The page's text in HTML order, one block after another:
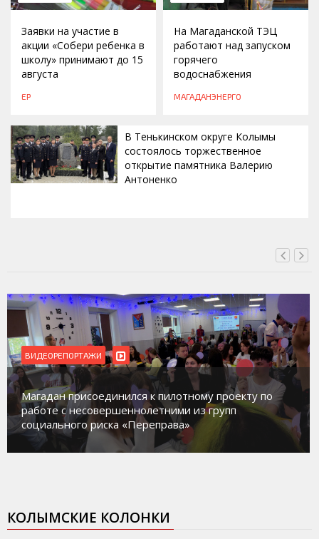
Заявки на участие в
акции «Собери ребенка в
школу» принимают до 15
августа
ЕР
На Магаданской ТЭЦ
работают над запуском
горячего
водоснабжения
МАГАДАНЭНЕРГО
В Тенькинском округе Колымы
состоялось торжественное
открытие памятника Валерию
Антоненко
по
БЛАГОУСТРОЙСТВО ВИДЕОРЕПОРТАЖИ
В Магадане идет обустройство новых детских
площадок в микрорайонах.
КОЛЫМСКИЕ КОЛОНКИ